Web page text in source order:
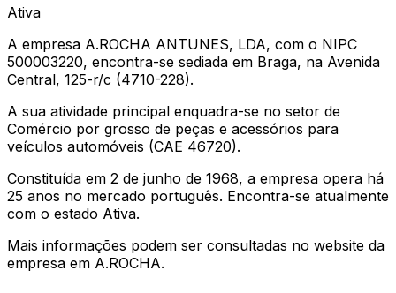
Ativa
A empresa A.ROCHA ANTUNES, LDA, com o NIPC
500003220, encontra-se sediada em Braga, na Avenida
Central, 125-r/c (4710-228).
A sua atividade principal enquadra-se no setor de
Comércio por grosso de peças e acessórios para
veículos automóveis (CAE 46720).
Constituída em 2 de junho de 1968, a empresa opera há
25 anos no mercado português. Encontra-se atualmente
com o estado Ativa.
Mais informações podem ser consultadas no website da
empresa em A.ROCHA.